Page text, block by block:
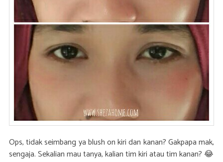
Ops, tidak seimbang ya blush on kiri dan kanan? Gakpapa mak,
sengaja. Sekalian mau tanya, kalian tim kiri atau tim kanan? 😂